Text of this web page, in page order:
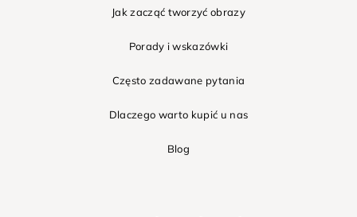
Jak zacząć tworzyć obrazy
Porady i wskazówki
Często zadawane pytania
Dlaczego warto kupić u nas
Blog